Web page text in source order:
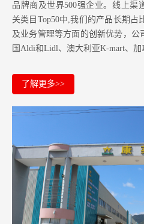
品牌商及世界500强企业。 线上渠
关类目Top50中,我们的产品长期占
及业务管理等方面的创新优势，公
国Aldi和Lidl、澳大利亚K-mart、加
了解更多>>